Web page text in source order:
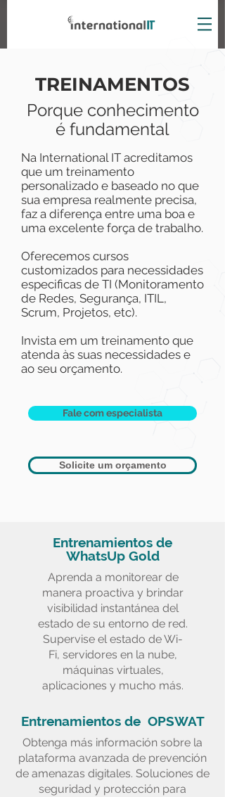
TREINAMENTOS
Porque conhecimento
é fundamental
Na International IT acreditamos
que um treinamento
personalizado e baseado no que
sua empresa realmente precisa,
faz a diferença entre uma boa e
uma excelente força de trabalho.​
Oferecemos cursos
customizados para necessidades
especificas de TI (Monitoramento
de Redes, Segurança, ITIL,
Scrum, Projetos, etc).
Invista em um treinamento que
atenda às suas necessidades e
ao seu orçamento.
Fale com especialista
Solicite um orçamento
Entrenamientos de
WhatsUp Gold
Aprenda a monitorear de
manera proactiva y brindar
visibilidad instantánea del
estado de su entorno de red.
Supervise el estado de Wi-
Fi, servidores en la nube,
máquinas virtuales,
aplicaciones y mucho más.
Entrenamientos de OPSWAT
Obtenga más información sobre la
plataforma avanzada de prevención
de amenazas digitales. Soluciones de
seguridad y protección para